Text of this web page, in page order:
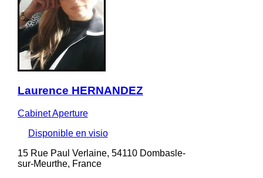
Laurence HERNANDEZ
Cabinet Aperture
Disponible en visio
15 Rue Paul Verlaine, 54110 Dombasle-
sur-Meurthe, France